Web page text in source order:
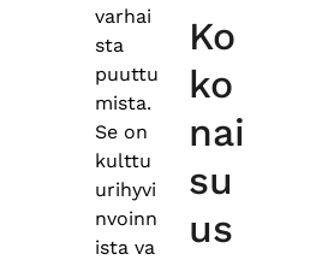
varhai
sta
puuttu
mista.
Se on
kulttu
urihyvi
nvoinn
ista va
Ko
ko
nai
su
us